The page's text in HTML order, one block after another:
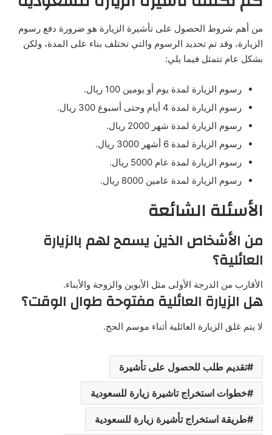
من أهم شروط الحصول على تأشيرة الزيارة هو ضرورة دفع رسوم
الزيارة، وقد تم تحديد الرسوم والتي تختلف بناء على المدة، ولكن
بشكل عام تتمثل فيما يلي:
رسوم الزيارة لمدة يوم أو يومين 100 ريال.
رسوم الزيارة لمدة 4 أيام وحتى أسبوع 300 ريال.
رسوم الزيارة لمدة شهر 2000 ريال.
رسوم الزيارة لمدة 6 أشهر 3000 ريال.
رسوم الزيارة لمدة عام 5000 ريال.
رسوم الزيارة لمدة عامين 8000 ريال.
الأسئلة الشائعة
من الأشخاص الذين يسمح لهم بالزيارة
العائلية؟
الأقارب من الدرجة الأولى مثل الأبوين والزوجة والأبناء.
هل الزيارة العائلية مفتوحة طوال الوقت؟
لا يتم غلق الزيارة العائلية أثناء موسم الحج.
تقديم طلب للحصول على تأشيرة
خطوات استخراج تاشيرة زيارة للسعودية
طريقة استخراج تأشيرة زيارة للسعودية